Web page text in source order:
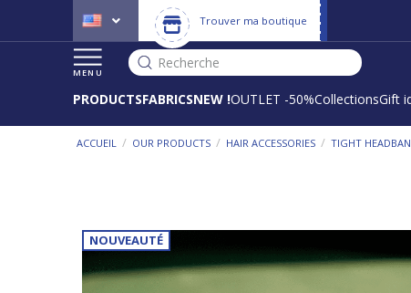
Trouver ma boutique
MENU
Recherche
PRODUCTSFABRICSNEW !OUTLET -50%CollectionsGift
ACCUEIL / OUR PRODUCTS / HAIR ACCESSORIES / TIGHT
NOUVEAUTÉ